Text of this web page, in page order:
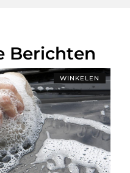
Berichten
WINKELEN